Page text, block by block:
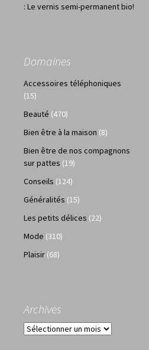
: Le vernis semi-permanent bio!
Domaines
Accessoires téléphoniques
(15)
Beauté (470)
Bien être à la maison (8)
Bien être de nos compagnons
sur pattes (19)
Conseils (124)
Généralités (15)
Les petits délices (22)
Mode (310)
Plaisir (68)
Archives
Archives